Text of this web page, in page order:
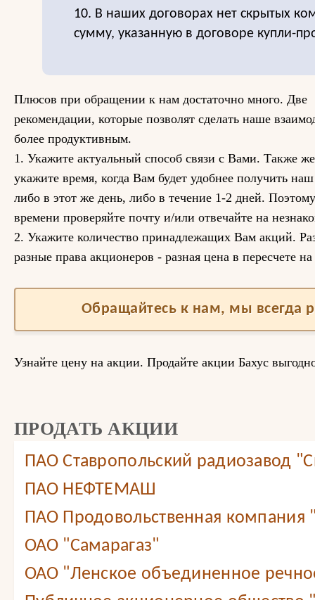
10. В наших договорах нет скрытых
сумму, указанную в договоре купли-
Плюсов при обращении к нам достаточно много. Две
рекомендации, которые позволят сделать наше
более продуктивным.
1. Укажите актуальный способ связи с Вами. Также
укажите время, когда Вам будет удобнее получить
либо в этот же день, либо в течение 1-2 дней.
времени проверяйте почту и/или отвечайте на
2. Укажите количество принадлежащих Вам акций.
разные права акционеров - разная цена в пересчете
Обращайтесь к нам, мы всегда
Узнайте цену на акции. Продайте акции Бахус
ПРОДАТЬ АКЦИИ
ПАО Ставропольский радиозавод
ПАО НЕФТЕМАШ
ПАО Продовольственная
ОАО "Самарагаз"
ОАО "Ленское объединенное